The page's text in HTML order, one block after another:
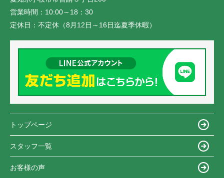
営業時間： 10:00～18：30
定休日： 不定休（8月12日～16日迄夏季休暇）
トップページ
スタッフ一覧
お客様の声